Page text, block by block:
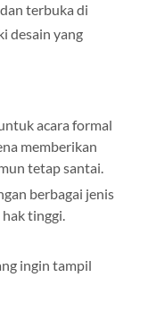
terbuka di
desain yang
acara formal
memberikan
tetap santai.
berbagai jenis
tinggi.
ingin tampil